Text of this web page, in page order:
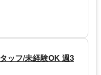
ッフ/未経験OK 週3